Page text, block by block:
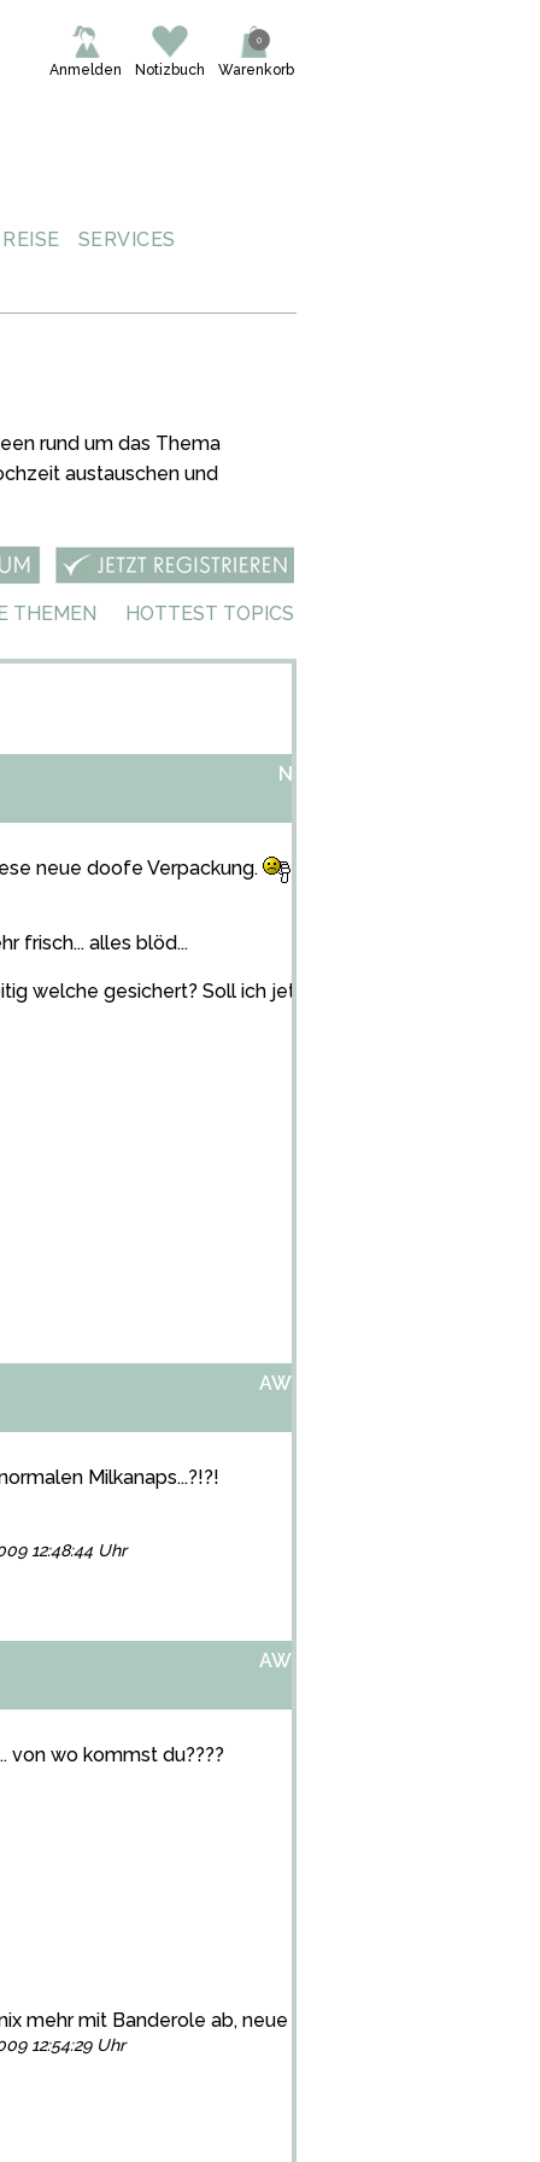
Warenkorb
0
Notizbuch
Anmelden
REISE SERVICES
rund um das Thema
austauschen und
THEMEN HOTTEST TOPICS
NEUE NAPSVERPACKUNG
neue doofe Verpackung.
frisch... alles blöd...
welche gesichert? Soll ich jetzt versuchen no name
AW:NEUE NAPSVERPACKUNG
Milkanaps...?!?!
12:48:44 Uhr
AW:NEUE NAPSVERPACKUNG
von wo kommst du????
mehr mit Banderole ab, neue Banderole drum... sind
12:54:29 Uhr